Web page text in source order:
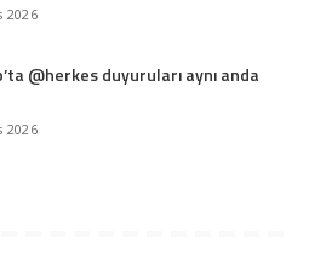
2026
@herkes duyuruları aynı anda
2026